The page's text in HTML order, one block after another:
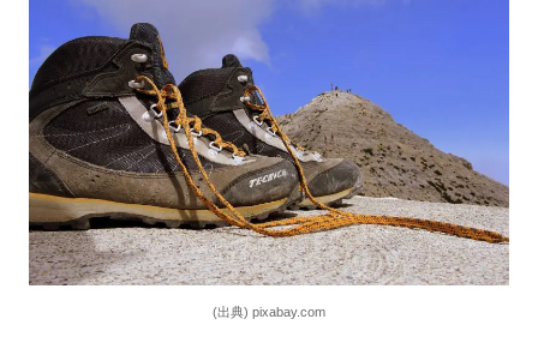
(出典) pixabay.com